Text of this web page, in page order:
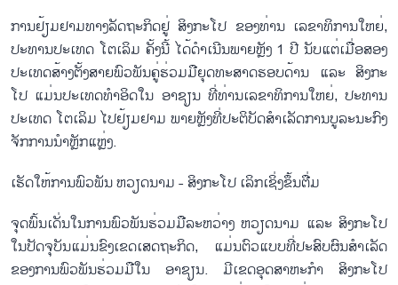
ການ​ຢ້ຽມ​ຢາມ​ທາງ​ລັດ​ຖະ​ກິດ​ຢູ່ ສິງ​ກະ​ໂປ ຂອງ​ທ່ານ ເລ​ຂາ​ທິ​ການ​ໃຫຍ່,
ປະ​ທານ​ປະ​ເທດ ໂຕ​ເລິມ ຄັ້ງ​ນີ້ ໄດ້​ດຳ​ເນີນ​ພາຍຫຼັງ 1 ປີ ນັບ​ແຕ່​ເມື່ອ​ສອງ​
ປະ​ເທດ​ສ້າງ​ຕັ້ງ​ສາຍ​ພົວ​ພັນ​ຄູ່​ຮ່ວມ​ມື​ຍຸດ​ທະ​ສາດ​ຮອບ​ດ້ານ ແລະ ສິງ​ກະ​
ໂປ ແມ່ນ​ປະ​ເທດ​ທຳ​ອິດ​​ໃນ ອາ​ຊຽນ ​ທີ່​ທ່ານເລ​ຂາ​ທິ​ການ​ໃຫຍ່, ປະ​ທານ​
ປະ​ເທດ ໂຕ​ເລິມ ໄປ​ຢ້ຽມ​ຢາມ ພາຍຫຼັງ​ທີ່​ປະ​ຕິ​ບັດ​ສຳ​ເລັດ​ການ​ບູ​ລະ​ນະ​ກົງ​
ຈັກ​ການ​ນຳຫຼັກ​ແຫຼ່ງ.
ເຮັດ​ໃຫ້​ການ​ພົວ​ພັນ ຫວ​ຽດ​ນາມ - ສິງ​ກະ​ໂປ ເລິກ​ເຊິ່ງ​ຂຶ້ນ​ຕື່ມ
ຈຸດ​ພົ້ນ​ເດັ່ນ​ໃນ​ການ​ພົວ​ພັນ​ຮ່ວມ​ມື​ລະ​ຫວ່າງ ຫວຽດ​ນາມ ແລະ ສິງ​ກະ​ໂປ
ໃນ​ປັດ​ຈຸ​ບັນ​ແມ່ນ​ຂົງ​ເຂດ​ເສດ​ຖະ​ກິດ, ແມ່ນ​ຕົວ​ແບບ​ທີ່​ປະ​ສົບ​ຜົນ​ສຳ​ເລັດ​
ຂອງ​ການ​ພົວ​ພັນ​ຮ່ວມ​ມື​ໃນ ອາ​ຊຽນ. ​​ມີເຂດ​ອຸດ​ສາ​ຫະ​ກຳ ສິງ​ກະ​ໂປ